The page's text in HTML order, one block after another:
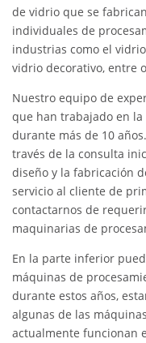
de vidrio que se
individuales de
industrias como el
vidrio decorativo, entre
Nuestro equipo de
que han trabajado en
durante más de 10
través de la consulta
diseño y la fabricación
servicio al cliente de
contactarnos de
maquinarias de
En la parte inferior
máquinas de
durante estos años,
algunas de las
actualmente funcionan